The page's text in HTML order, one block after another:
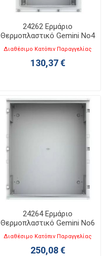
24262 Ερμάριο
Θερμοπλαστικό Gemini No4
ABB
Διαθέσιμο Κατόπιν Παραγγελίας
130,37 €
24264 Ερμάριο
Θερμοπλαστικό Gemini No6
ABB
Διαθέσιμο Κατόπιν Παραγγελίας
250,08 €